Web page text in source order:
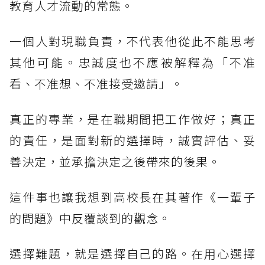
教育人才流動的常態。
一個人對現職負責，不代表他從此不能思考
其他可能。忠誠度也不應被解釋為「不准
看、不准想、不准接受邀請」。
真正的專業，是在職期間把工作做好；真正
的責任，是面對新的選擇時，誠實評估、妥
善決定，並承擔決定之後帶來的後果。
這件事也讓我想到高校長在其著作《一輩子
的問題》中反覆談到的觀念。
選擇難題，就是選擇自己的路。在用心選擇